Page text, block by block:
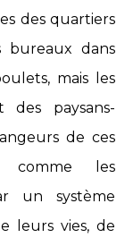
des quartiers
bureaux dans
mais les
des paysans-
de ces
comme les
un système
leurs vies, de